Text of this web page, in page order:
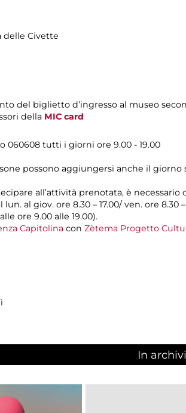
delle Civette
del biglietto d’ingresso al museo
della MIC card
060608 tutti i giorni ore 9.00 - 19.00
possono aggiungersi anche il giorno
all’attività prenotata, è
lun. al giov. ore 8.30 – 17.00/ ven. ore
ore 9.00 alle 19.00).
Capitolina con Zètema Progetto
In